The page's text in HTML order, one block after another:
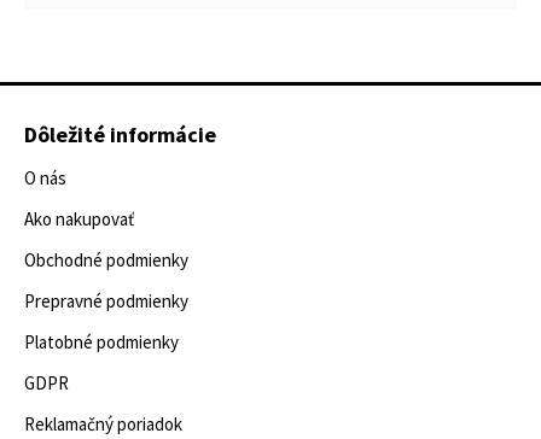
Dôležité informácie
O nás
Ako nakupovať
Obchodné podmienky
Prepravné podmienky
Platobné podmienky
GDPR
Reklamačný poriadok